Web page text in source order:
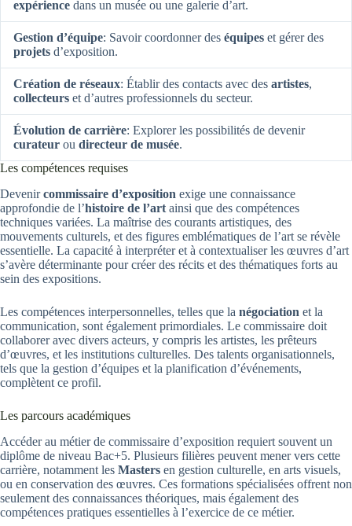
expérience dans un musée ou une galerie d’art.
Gestion d’équipe: Savoir coordonner des équipes et gérer des
projets d’exposition.
Création de réseaux: Établir des contacts avec des artistes,
collecteurs et d’autres professionnels du secteur.
Évolution de carrière: Explorer les possibilités de devenir
curateur ou directeur de musée.
Les compétences requises
Devenircommissaire d’exposition exige une connaissance
approfondie de l’histoire de l’art ainsi que des compétences
techniques variées. La maîtrise des courants artistiques, des
mouvements culturels, et des figures emblématiques de l’art se révèle
essentielle. La capacité à interpréter et à contextualiser les œuvres d’art
s’avère déterminante pour créer des récits et des thématiques forts au
sein des expositions.
Les compétences interpersonnelles, telles que la négociation et la
communication, sont également primordiales. Le commissaire doit
collaborer avec divers acteurs, y compris les artistes, les prêteurs
d’œuvres, et les institutions culturelles. Des talents organisationnels,
tels que la gestion d’équipes et la planification d’événements,
complètent ce profil.
Les parcours académiques
Accéder au métier de commissaire d’exposition requiert souvent un
diplôme de niveau Bac+5. Plusieurs filières peuvent mener vers cette
carrière, notamment les Masters en gestion culturelle, en arts visuels,
ou en conservation des œuvres. Ces formations spécialisées offrent non
seulement des connaissances théoriques, mais également des
compétences pratiques essentielles à l’exercice de ce métier.